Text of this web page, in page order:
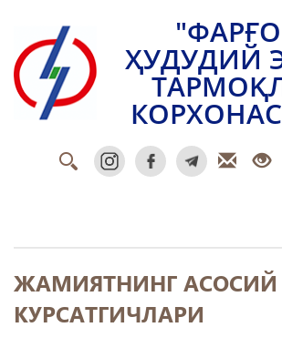
ҲУДУДИЙ
ЖАМИЯТНИНГ АСОСИЙ
КУРСАТГИЧЛАРИ